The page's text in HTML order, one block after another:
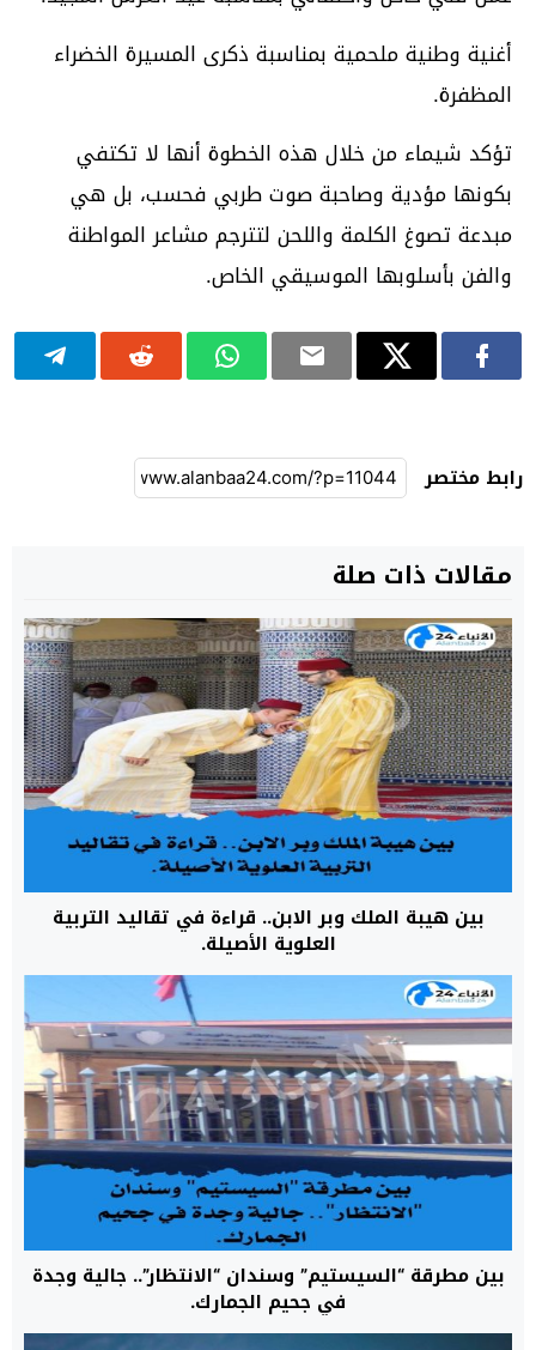
أغنية وطنية ملحمية بمناسبة ذكرى المسيرة الخضراء
المظفرة.
تؤكد شيماء من خلال هذه الخطوة أنها لا تكتفي
بكونها مؤدية وصاحبة صوت طربي فحسب، بل هي
مبدعة تصوغ الكلمة واللحن لتترجم مشاعر المواطنة
والفن بأسلوبها الموسيقي الخاص.
رابط مختصر
مقالات ذات صلة
​بين هيبة الملك وبر الابن.. قراءة في تقاليد التربية
العلوية الأصيلة.
بين مطرقة “السيستيم” وسندان “الانتظار”.. جالية وجدة
في جحيم الجمارك.